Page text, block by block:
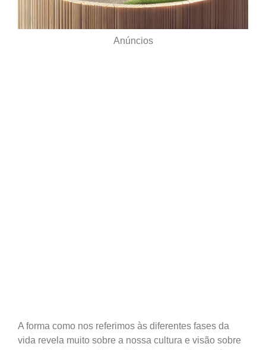
Anúncios
A forma como nos referimos às diferentes fases da
vida revela muito sobre a nossa cultura e visão sobre